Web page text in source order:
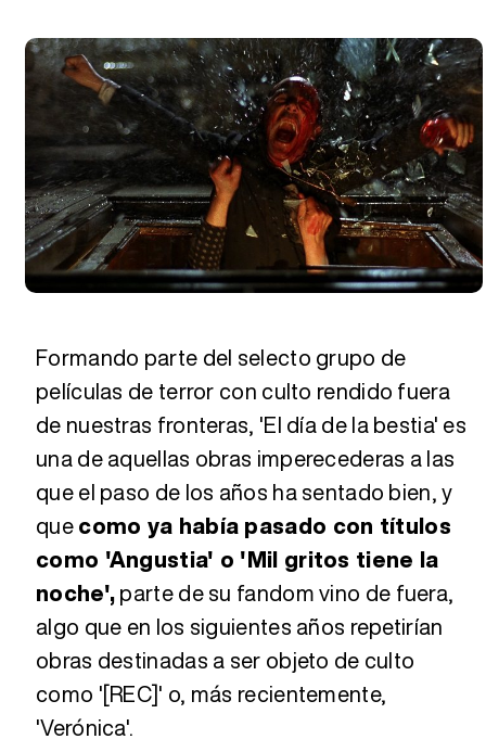
Formando parte del selecto grupo de
películas de terror con culto rendido fuera
de nuestras fronteras, 'El día de la bestia' es
una de aquellas obras imperecederas a las
que el paso de los años ha sentado bien, y
quecomo ya había pasado con títulos
como 'Angustia' o 'Mil gritos tiene la
noche',parte de su fandom vino de fuera,
algo que en los siguientes años repetirían
obras destinadas a ser objeto de culto
como '[REC]' o, más recientemente,
'Verónica'.